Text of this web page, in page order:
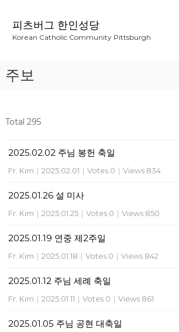
피츠버그 한인성당
Korean Catholic Community Pittsburgh
주보
Total 295
2025.02.02 주님 봉헌 축일
Fr. Kim | 2025.02.01 | Votes 0 | Views 834
2025.01.26 설 미사
Fr. Kim | 2025.01.25 | Votes 0 | Views 850
2025.01.19 연중 제2주일
Fr. Kim | 2025.01.18 | Votes 0 | Views 842
2025.01.12 주님 세례 축일
Fr. Kim | 2025.01.11 | Votes 0 | Views 861
2025.01.05 주님 공현 대축일